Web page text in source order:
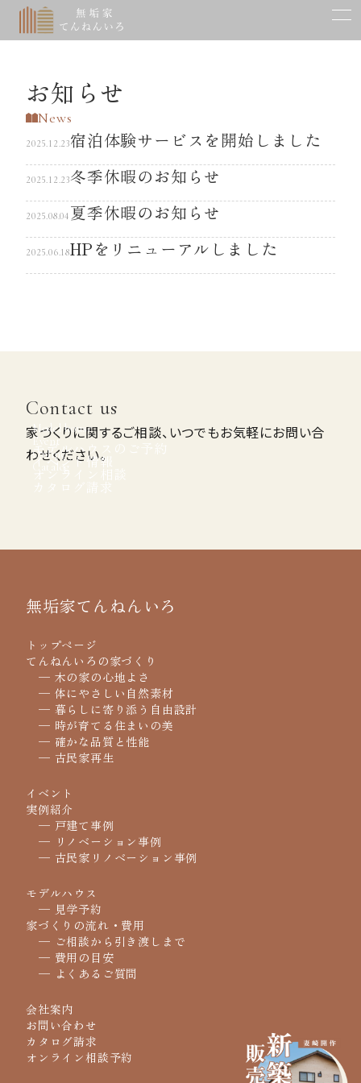
てんねんいろの家づくり
体にやさしい自然素材
暮らしに寄り添う自由設計
時が育てる住まいの美
確かな品質と性能
建築実例Works
ご相談からお引き渡しまで
会社案内 Company
お知らせ
News
2025.12.23宿泊体験サービスを開始しました
2025.12.23冬季休暇のお知らせ
2025.08.04 夏季休暇のお知らせ
2025.06.18HPをリニューアルしました
Contact us
家づくりに関するご相談、いつでもお気軽にお問い合
わせください。
Model house
モデルハウスのご予約
Event
イベント情報
Online
オンライン相談
Catalog
カタログ請求
無垢家てんねんいろ
トップページ
てんねんいろの家づくり
─ 木の家の心地よさ
─ 体にやさしい自然素材
─ 暮らしに寄り添う自由設計
─ 時が育てる住まいの美
─ 確かな品質と性能
─ 古民家再生
イベント
実例紹介
─ 戸建て事例
─ リノベーション事例
─ 古民家リノベーション事例
モデルハウス
─ 見学予約
家づくりの流れ・費用
─ ご相談から引き渡しまで
─ 費用の目安
─ よくあるご質問
会社案内
お問い合わせ
カタログ請求
オンライン相談予約